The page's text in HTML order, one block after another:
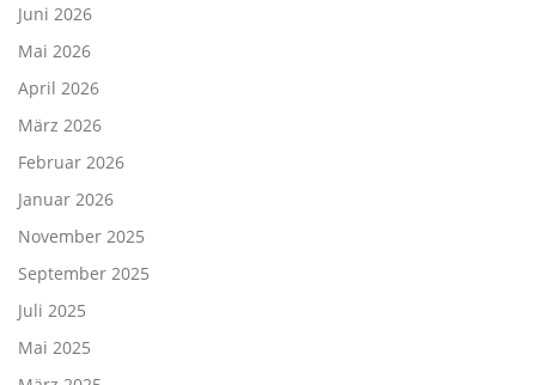
Juni 2026
Mai 2026
April 2026
März 2026
Februar 2026
Januar 2026
November 2025
September 2025
Juli 2025
Mai 2025